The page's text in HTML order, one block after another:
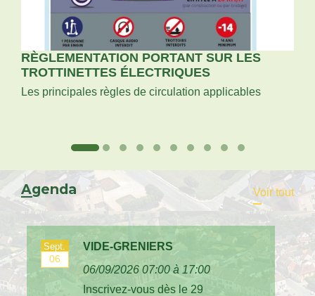
RÈGLEMENTATION PORTANT SUR LES
TROTTINETTES ÉLECTRIQUES
Les principales règles de circulation applicables
Agenda Voir tout
Sept.
06
VIDE-GRENIERS
06/09/2026 07:00 à 17:00
Inscrivez-vous dès le 29